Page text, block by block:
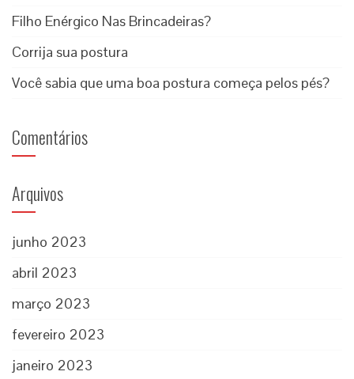
Filho Enérgico Nas Brincadeiras?
Corrija sua postura
Você sabia que uma boa postura começa pelos pés?
Comentários
Arquivos
junho 2023
abril 2023
março 2023
fevereiro 2023
janeiro 2023